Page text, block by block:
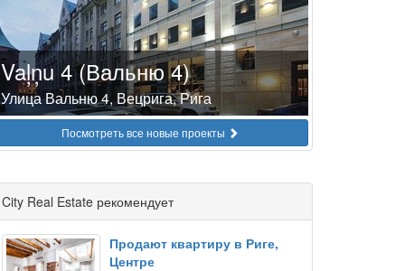
Vaļņu 4 (Вальню 4)
Улица Вальню 4, Вецрига, Рига
Посмотреть все новые проекты
City Real Estate рекомендует
Продают квартиру в Риге,
Центре